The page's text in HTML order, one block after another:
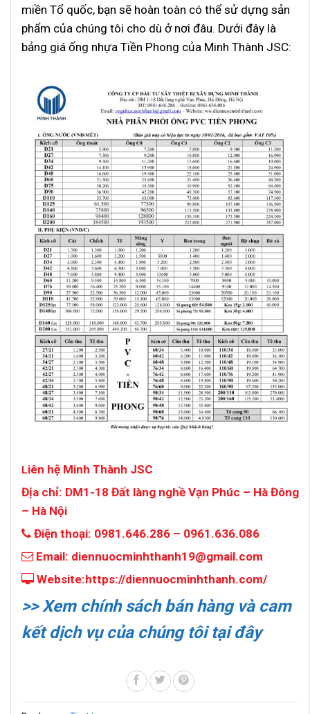
miền Tổ quốc, bạn sẽ hoàn toàn có thể sử dựng sản
phẩm của chúng tôi cho dù ở nơi đâu. Dưới đây là
bảng giá ống nhựa Tiền Phong của Minh Thành JSC:
Liên hệ Minh Thành JSC
Địa chỉ: DM1-18 Đất làng nghề Vạn Phúc – Hà Đông
– Hà Nội
Điện thoại: 0981.646.286 – 0961.636.086
Email: diennuocminhthanh19@gmail.com
Website:https://diennuocminhthanh.com/
>> Xem chính sách bán hàng và cam
kết dịch vụ của chúng tôi tại đây